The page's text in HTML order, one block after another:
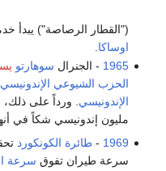
("القطار الرصاصة") يبدأ
اوساكا
1965 - الجنرال سوهارتو
الحزب الشيوعي الإندونيسي
الإندونيسي. ورداً على ذلك،
مليون إندونيسي شكاً في
1969
-طائرة الكونكورد
سرعة طيران تفوق سرعة